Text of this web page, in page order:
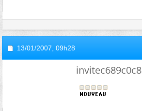
13/01/2007, 09h28
invitec689c0c8